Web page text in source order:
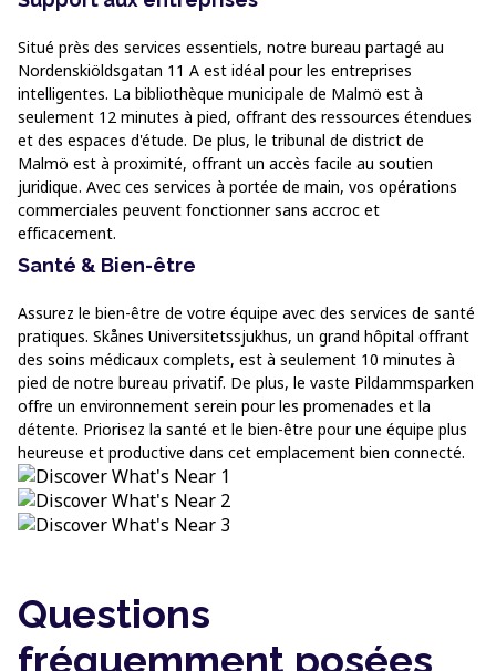
Situé près des services essentiels, notre bureau partagé au
Nordenskiöldsgatan 11 A est idéal pour les entreprises
intelligentes. La bibliothèque municipale de Malmö est à
seulement 12 minutes à pied, offrant des ressources étendues
et des espaces d'étude. De plus, le tribunal de district de
Malmö est à proximité, offrant un accès facile au soutien
juridique. Avec ces services à portée de main, vos opérations
commerciales peuvent fonctionner sans accroc et
efficacement.
Santé & Bien-être
Assurez le bien-être de votre équipe avec des services de santé
pratiques. Skånes Universitetssjukhus, un grand hôpital offrant
des soins médicaux complets, est à seulement 10 minutes à
pied de notre bureau privatif. De plus, le vaste Pildammsparken
offre un environnement serein pour les promenades et la
détente. Priorisez la santé et le bien-être pour une équipe plus
heureuse et productive dans cet emplacement bien connecté.
Questions
fréquemment posées